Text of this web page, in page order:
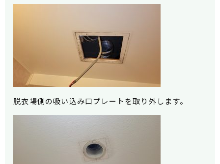
脱衣場側の吸い込み口プレートを取り外します。